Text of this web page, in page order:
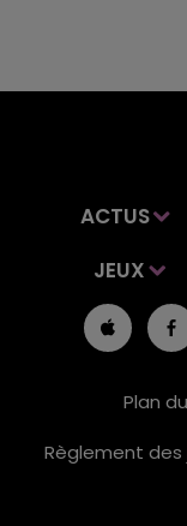
ACTUS
JEUX
Plan
Règlement des